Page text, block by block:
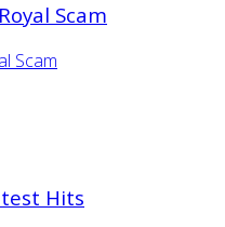
Scam
Hits